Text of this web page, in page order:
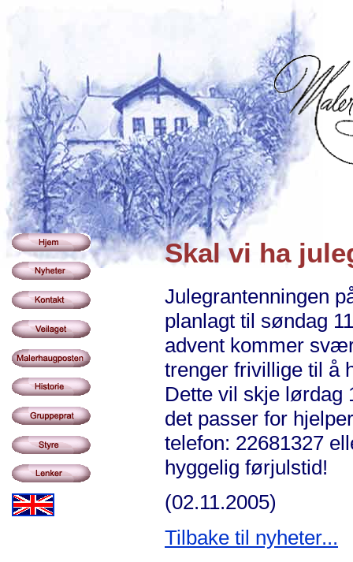
Skal vi ha
Julegrantenningen
planlagt til søndag
advent kommer
trenger frivillige til å
Dette vil skje lørdag
det passer for
telefon: 22681327
hyggelig førjulstid!
(02.11.2005)
Tilbake til nyheter...